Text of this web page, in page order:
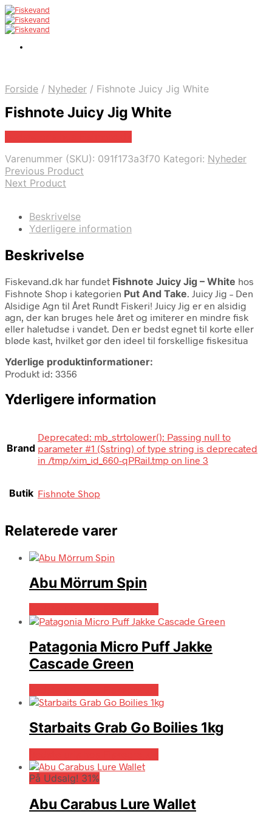
Forside / Nyheder / Fishnote Juicy Jig White
Fishnote Juicy Jig White
Varenummer (SKU): 091f173a3f70 Kategori: Nyheder
Previous Product
Next Product
Beskrivelse
Yderligere information
Beskrivelse
Fiskevand.dk har fundet Fishnote Juicy Jig – White hos
Fishnote Shop i kategorien Put And Take. Juicy Jig – Den
Alsidige Agn til Året Rundt Fiskeri! Juicy Jig er en alsidig
agn, der kan bruges hele året og imiterer en mindre fisk
eller haletudse i vandet. Den er bedst egnet til korte eller
bløde kast, hvilket gør den ideel til forskellige fiskesitua
Yderlige produktinformationer:
Produkt id: 3356
Yderligere information
Brand
Deprecated: mb_strtolower(): Passing null to
parameter #1 ($string) of type string is deprecated
in /tmp/xim_id_660-qPRaiI.tmp on line 3
Butik Fishnote Shop
Relaterede varer
Abu Mörrum Spin
Patagonia Micro Puff Jakke
Cascade Green
Starbaits Grab Go Boilies 1kg
På Udsalg! 31%
Abu Carabus Lure Wallet